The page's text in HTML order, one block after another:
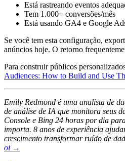
Está rastreando eventos
Tem 1.000+ conversões/mês
Está usando GA4 e Google
Se você tem esta configuração,
anúncios hoje. O retorno
Para construir públicos
Audiences: How to Build and Use
Emily Redmond é uma analista de
de análise de IA que monitora seus
Console e Bing 24 horas por dia
importa. 8 anos de experiência
crescimento transformar ruído de
oi →